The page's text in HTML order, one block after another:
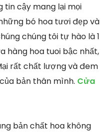
tin cậy mang lại mọi
bó hoa tươi đẹp và
chúng tôi tự hào là 1
hàng hoa tuoi bậc nhất,
rất chất lượng và đem
bản thân mình. Cửa
bản chất hoa không